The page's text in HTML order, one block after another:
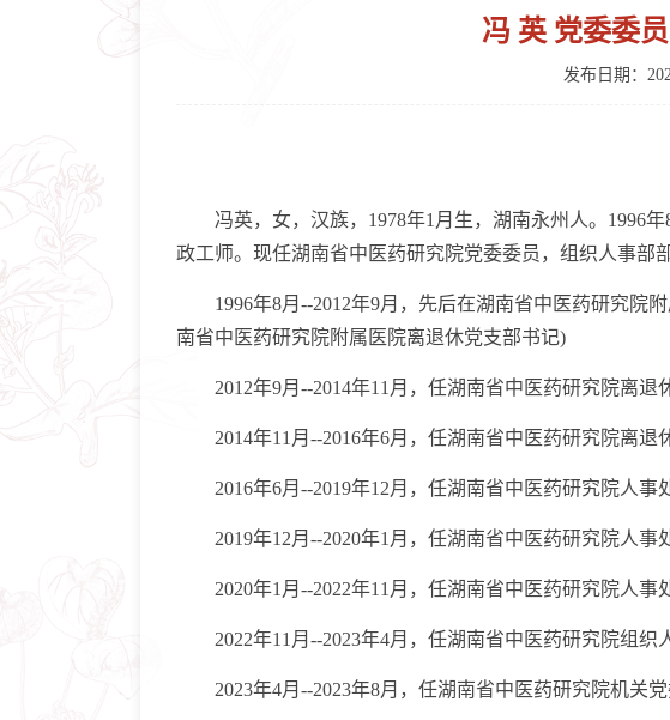
冯 英 党委委
发布日期：
冯英，女，汉族，1978年1月生，湖南永州人。1996年
政工师。现任湖南省中医药研究院党委委员，组织人事部
1996年8月--2012年9月，先后在湖南省中医药研究院附
南省中医药研究院附属医院离退休党支部书记)
2012年9月--2014年11月，任湖南省中医药研究院离退
2014年11月--2016年6月，任湖南省中医药研究院离退
2016年6月--2019年12月，任湖南省中医药研究院人事
2019年12月--2020年1月，任湖南省中医药研究院人事
2020年1月--2022年11月，任湖南省中医药研究院人事
2022年11月--2023年4月，任湖南省中医药研究院组织
2023年4月--2023年8月，任湖南省中医药研究院机关